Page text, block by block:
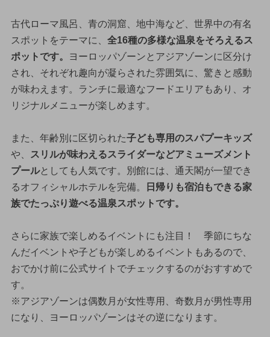
古代ローマ風呂、青の洞窟、地中海など、世界中の有名
スポットをテーマに、 全16種の多様な温泉をそろえるス
ポットです。
ヨーロッパゾーンとアジアゾーンに区分け
され、それぞれ趣向が凝らされた雰囲気に、驚きと感動
が味わえます。ランチに最適なフードエリアもあり、オ
リジナルメニューが楽しめます。
また、年齢別に区切られた子ども専用のスパプーキッズ
や、
スリルが味わえるスライダーなどアミューズメント
プールとしても人気です。別館には、通天閣が一望でき
るオフィシャルホテルを完備。
日帰りも宿泊もできる家
族でたっぷり遊べる温泉スポットです。
さらに家族で楽しめるイベントにも注目！ 季節にちな
んだイベントや子どもが楽しめるイベントもあるので、
おでかけ前に公式サイトでチェックするのがおすすめで
す。
※アジアゾーンは偶数月が女性専用、奇数月が男性専用
になり、ヨーロッパゾーンはその逆になります。